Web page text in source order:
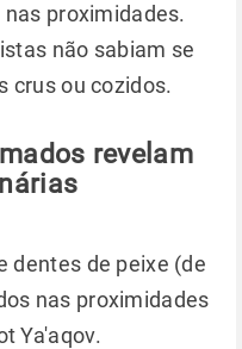
proximidades.
não sabiam se
crus ou cozidos.
revelam
dentes de peixe (de
nas proximidades
Ya'aqov.